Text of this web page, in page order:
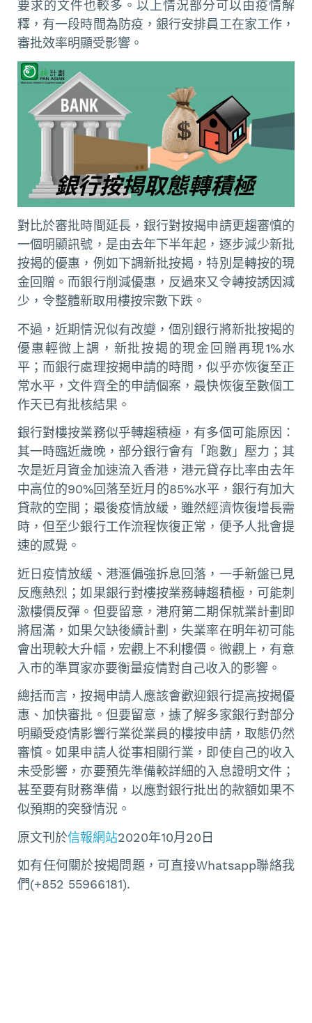
要求的文件也較多。以上情況部分可以由疫情解
釋，有一段時間為防疫，銀行安排員工在家工作，
審批效率明顯受影響。
對比於審批時間延長，銀行對按揭申請更趨審慎的
一個明顯訊號，是由去年下半年起，逐步減少新批
按揭的優惠，例如下調新批按揭，特別是轉按的現
金回贈。而銀行削減優惠，反過來又令轉按誘因減
少，令整體新取用樓按宗數下跌。
不過，近期情況似有改變，個別銀行將新批按揭的
優惠輕微上調，新批按揭的現金回贈再現1%水
平；而銀行處理按揭申請的時間，似乎亦恢復至正
常水平，文件齊全的申請個案，最快恢復至數個工
作天已有批核結果。
銀行對樓按業務似乎轉趨積極，有多個可能原因：
其一時臨近歲晚，部分銀行會有「跑數」壓力；其
次是近月資金加速流入香港，港元貸存比率由去年
中高位的90%回落至近月的85%水平，銀行有加大
貸款的空間；最後疫情放緩，雖然經濟恢復增長需
時，但至少銀行工作流程恢復正常，便予人批會提
速的感覺。
近日疫情放緩、港滙偏強拆息回落，一手新盤已見
反應熱烈；如果銀行對樓按業務轉趨積極，可能刺
激樓價反彈。但要留意，港府第二期保就業計劃即
將屆滿，如果欠缺後續計劃，失業率在明年初可能
會出現較大升幅，宏觀上不利樓價。微觀上，有意
入市的準買家亦要衡量疫情對自己收入的影響。
總括而言，按揭申請人應該會歡迎銀行提高按揭優
惠、加快審批。但要留意，據了解多家銀行對部分
明顯受疫情影響行業從業員的樓按申請，取態仍然
審慎。如果申請人從事相關行業，即使自己的收入
未受影響，亦要預先準備較詳細的入息證明文件；
甚至要有財務準備，以應對銀行批出的款額如果不
似預期的突發情況。
原文刊於信報網站2020年10月20日
如有任何關於按揭問題，可直接Whatsapp聯絡我
們(+852 55966181).